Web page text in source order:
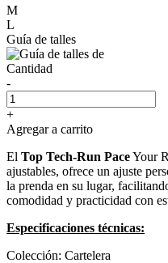
M
L
Guía de talles
Cantidad
-
+
Agregar a carrito
El Top Tech-Run PaceYour
ajustables, ofrece un ajuste
la prenda en su lugar,
comodidad y practicidad con
Especificaciones técnicas:
Colección: Cartelera